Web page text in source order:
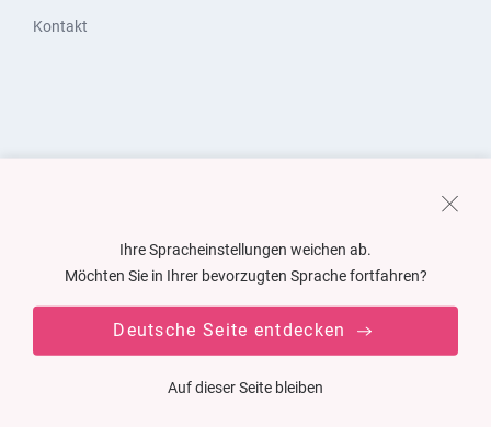
Kontakt
Ihre Spracheinstellungen weichen ab.
Möchten Sie in Ihrer bevorzugten Sprache fortfahren?
Deutsche Seite entdecken
Auf dieser Seite bleiben